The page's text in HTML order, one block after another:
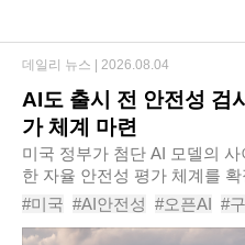
AI도 출시 전 안전성 검
가 체계 마련
미국 정부가 첨단 AI 모델의
한 자율 안전성 평가 체계를
글, 메타, 앤트로픽 등 주요 AI
정으로, AI 모델의 해킹 능력과
#미국 #AI안전성 #오픈AI #
#백악관 #AI보안
데일리 뉴스 | 2026.08.04